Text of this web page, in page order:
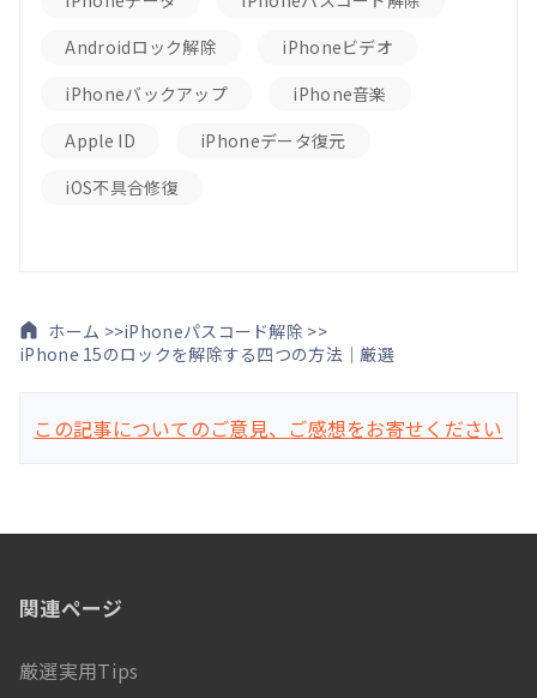
Androidロック解除
iPhoneビデオ
iPhoneバックアップ
iPhone音楽
Apple ID
iPhoneデータ復元
iOS不具合修復
ホーム >>iPhoneパスコード解除 >>
iPhone 15のロックを解除する四つの方法｜厳選
この記事についてのご意見、ご感想をお寄せください
関連ページ
厳選実用Tips